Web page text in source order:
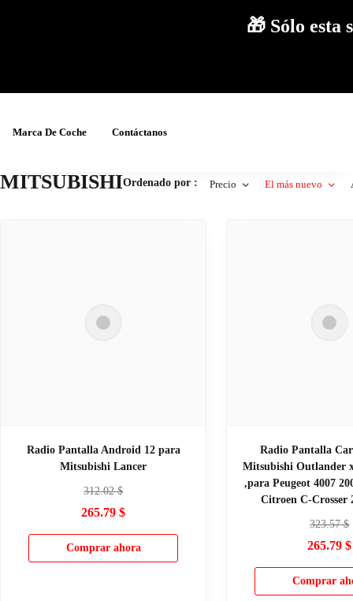
🎁 Sólo
Marca De Coche Contáctanos
MITSUBISHIOrdenado por : Precio El más nuevo
Radio Pantalla Android 12 para
Mitsubishi Lancer
312.02$
265.79 $
Comprar ahora
Radio Pantalla
Mitsubishi Outlander
,para Peugeot 4007
Citroen C-Crosser
323.57$
265.79 $
Comprar